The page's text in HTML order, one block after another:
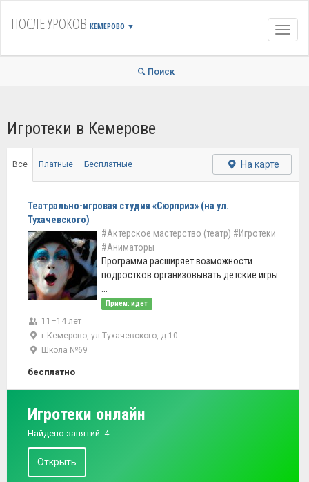
ПОСЛЕ УРОКОВ КЕМЕРОВО ▼
Поиск
Игротеки в Кемерове
Все Платные Бесплатные На карте
Театрально-игровая студия «Сюрприз» (на ул.
Тухачевского)
#Актерское мастерство (театр) #Игротеки
#Аниматоры
Программа расширяет возможности
подростков организовывать детские игры
Прием: идет
11–14 лет
г Кемерово, ул Тухачевского, д 10
Школа №69
бесплатно
Игротеки онлайн
Найдено занятий: 4
Открыть